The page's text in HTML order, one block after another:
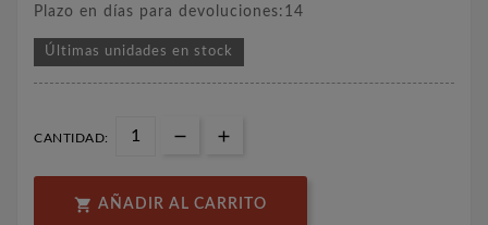
Plazo en días para devoluciones:14
Últimas unidades en stock
CANTIDAD:
 AÑADIR AL CARRITO